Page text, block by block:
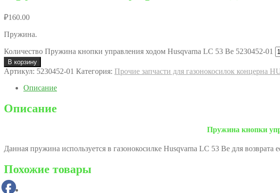
₽160.00
Пружина.
Количество Пружина кнопки управления ходом Husqvarna LC 53 Be 5230452-01
В корзину
Артикул: 5230452-01 Категория: Прочие запчасти для газонокосилок концерна
Описание
Описание
Пружина кнопки
Данная пружина используется в газонокосилке Husqvarna LC 53 Be для возврата
Похожие товары